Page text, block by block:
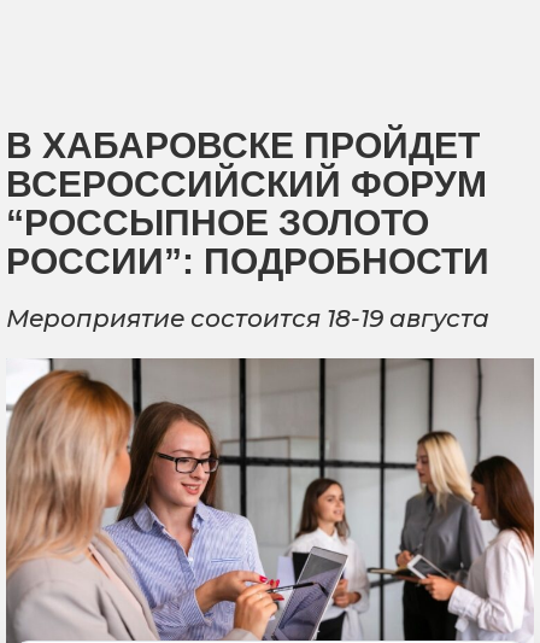
В ХАБАРОВСКЕ ПРОЙДЕТ
ВСЕРОССИЙСКИЙ ФОРУМ
“РОССЫПНОЕ ЗОЛОТО
РОССИИ”: ПОДРОБНОСТИ
Мероприятие состоится 18-19 августа